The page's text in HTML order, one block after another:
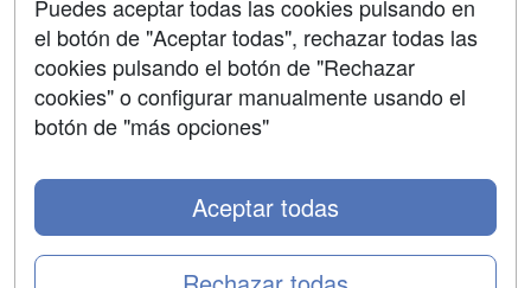
Copyleft
Puedes aceptar todas las cookies pulsando en
el botón de "Aceptar todas", rechazar todas las
cookies pulsando el botón de "Rechazar
cookies" o configurar manualmente usando el
botón de "más opciones"
Aceptar todas